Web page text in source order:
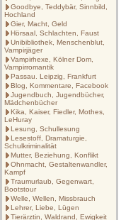
Goodbye, Teddybär, Sinnbild,
Hochland
Gier, Macht, Geld
Hörsaal, Schlachten, Faust
Unibibliothek, Menschenblut,
Vampirjäger
Vampirhexe, Kölner Dom,
Vampirromantik
Passau. Leipzig, Frankfurt
Blog, Kommentare, Facebook
Jugendbuch, Jugendbücher,
Mädchenbücher
Kika, Kaiser, Fiedler, Mothes,
LeHuray
Lesung, Schullesung
Lesestoff, Dramaturgie,
Schulkriminalität
Mutter, Beziehung, Konflikt
Ohnmacht, Gestaltenwandler,
Kampf
Traumurlaub, Gegenwart,
Bootstour
Welle, Wellen, Missbrauch
Lehrer, Liebe, Lügen
Tierärztin, Waldrand, Ewigkeit